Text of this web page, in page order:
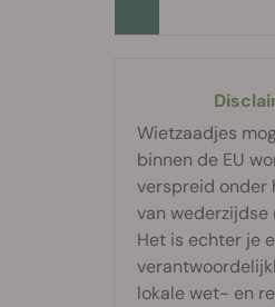
Wietzaadjes
binnen de EU
verspreid onder
van wederzijdse
Het is echter je
lokale wet- en